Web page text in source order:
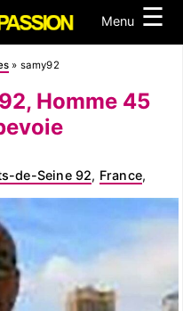
Menu ☰
» samy92
Homme 45
de-Seine 92, France,